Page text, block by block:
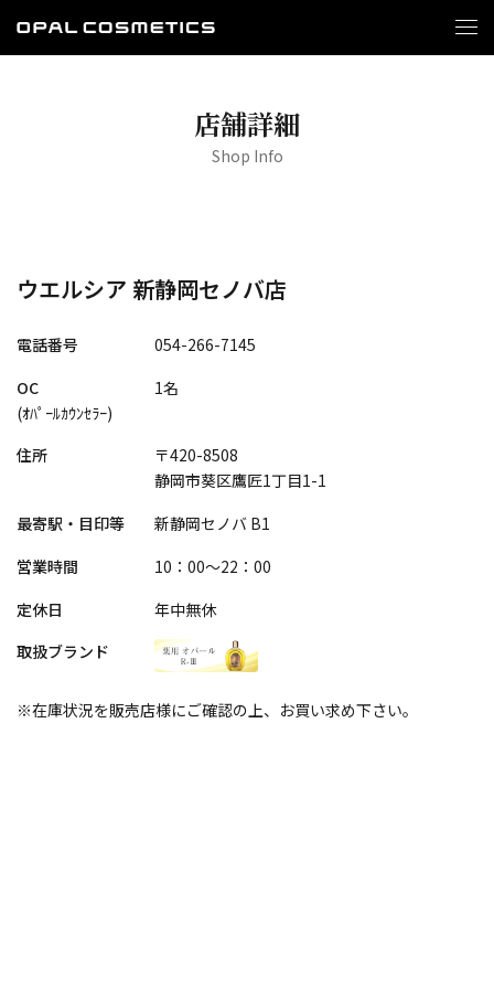
店舗詳細
Shop Info
ウエルシア 新静岡セノバ店
電話番号
054-266-7145
OC
(ｵﾊﾟｰﾙｶｳﾝｾﾗｰ)
1名
住所
〒420-8508
静岡市葵区鷹匠1丁目1-1
最寄駅・目印等
新静岡セノバ B1
営業時間
10：00～22：00
定休日
年中無休
取扱ブランド
※在庫状況を販売店様にご確認の上、お買い求め下さい。